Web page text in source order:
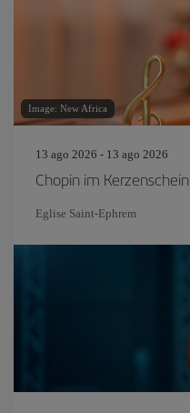
Image: New Africa
13 ago 2026 - 13 ago 2026
Chopin im
Eglise Saint‐Ephrem